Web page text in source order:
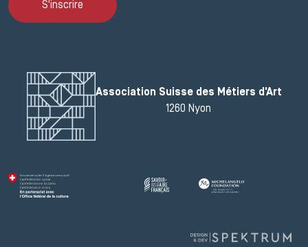
S'inscrire
Association Suisse des Métiers d'Art
1260 Nyon